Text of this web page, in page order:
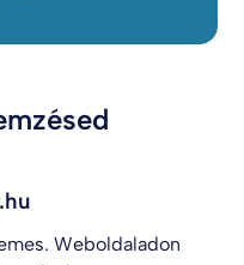
Weboldaladon